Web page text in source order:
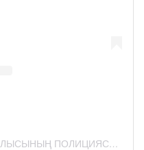
Публикация от 🇰🇿ЖЕТІСУ ОБЛЫСЫНЫҢ ПОЛИЦИЯСЫ (@zhetysu.police)